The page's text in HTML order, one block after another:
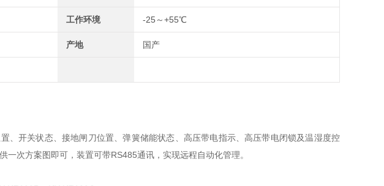
工作环境 -25～+55℃
产地 国产
、开关状态、接地闸刀位置、弹簧储能状态、高压带电指示、高压带电闭锁及温湿度控
一次方案图即可，装置可带RS485通讯，实现远程自动化管理。